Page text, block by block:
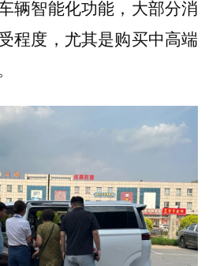
辆智能化功能，大部分消
程度，尤其是购买中高端